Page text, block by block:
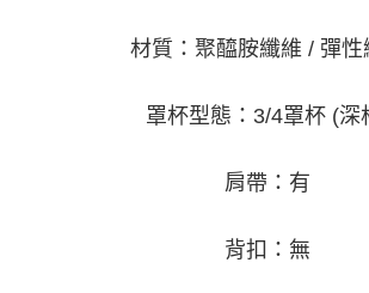
材質：聚醯胺纖維 / 彈性
罩杯型態：3/4罩杯 (深
肩帶：有
背扣：無